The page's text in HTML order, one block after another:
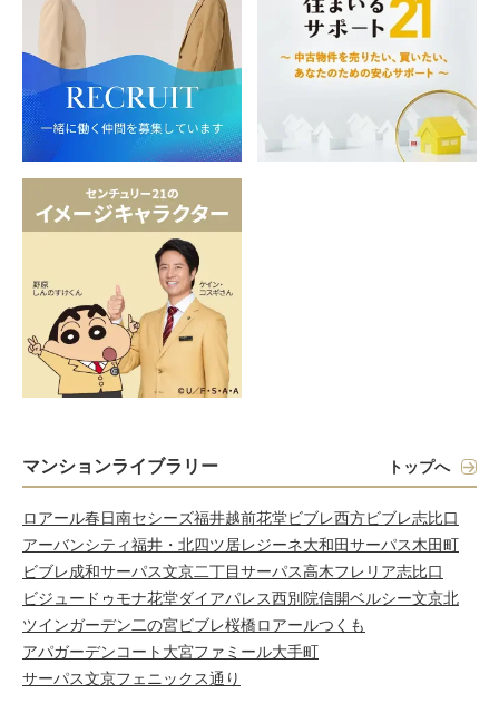
マンションライブラリー トップへ
ロアール春日南セシーズ福井越前花堂ビブレ西方ビブレ志比口
アーバンシティ福井・北四ツ居レジーネ大和田サーパス木田町
ビブレ成和サーパス文京二丁目サーパス高木フレリア志比口
ビジュードゥモナ花堂ダイアパレス西別院信開ベルシー文京北
ツインガーデン二の宮ビブレ桜橋ロアールつくも
アパガーデンコート大宮ファミール大手町
サーパス文京フェニックス通り